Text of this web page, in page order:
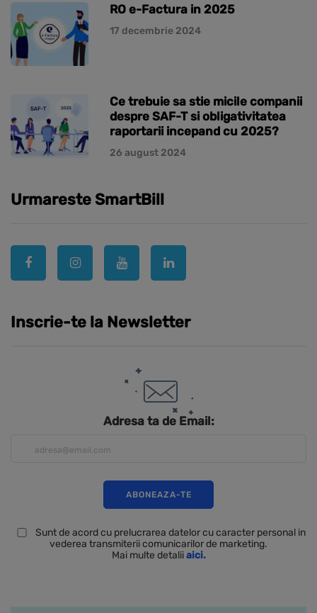
RO e-Factura in 2025
17 decembrie 2024
Ce trebuie sa stie micile companii
despre SAF-T si obligativitatea
raportarii incepand cu 2025?
26 august 2024
Urmareste SmartBill
Inscrie-te la Newsletter
Adresa ta de Email:
Sunt de acord cu prelucrarea datelor cu caracter personal in
vederea transmiterii comunicarilor de marketing.
Mai multe detaliiaici.